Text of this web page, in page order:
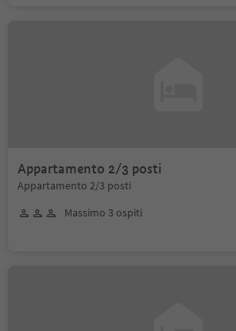
Appartamento 2/3 posti
Appartamento 2/3 posti
Massimo 3 ospiti